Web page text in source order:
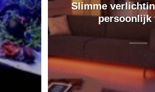
Slimme
persoonlijk